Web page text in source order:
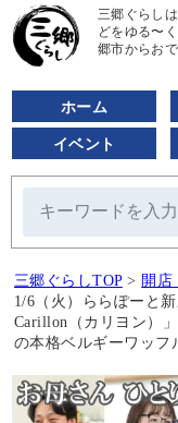
三郷ぐらし
どをゆる〜
郷市からお
ホーム
イベント
三郷ぐらしTOP > 開店
1/6（火）ららぽーと
Carillon（カリヨン）
の本格ベルギーワッフ